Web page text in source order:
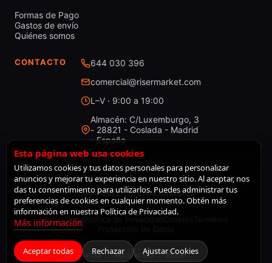
Formas de Pago
Gastos de envío
Quiénes somos
CONTACTO
644 030 396
comercial@risermarket.com
L–V · 9:00 a 19:00
Almacén: C/Luxemburgo, 3
- 28821 - Coslada - Madrid
- España
© 2026 RiserMarket · Todos los derechos reservados
Desarrollado porLiveCommerce
Aviso legal
VISA MASTERCARD BIZUM
Esta página web usa cookies
Utilizamos cookies y tus datos personales para personalizar
anuncios y mejorar tu experiencia en nuestro sitio. Al aceptar, nos
das tu consentimiento para utilizarlos. Puedes administrar tus
preferencias de cookies en cualquier momento. Obtén más
información en nuestra Política de Privacidad.
Más información
Aceptar todas Rechazar Ajustar Cookies